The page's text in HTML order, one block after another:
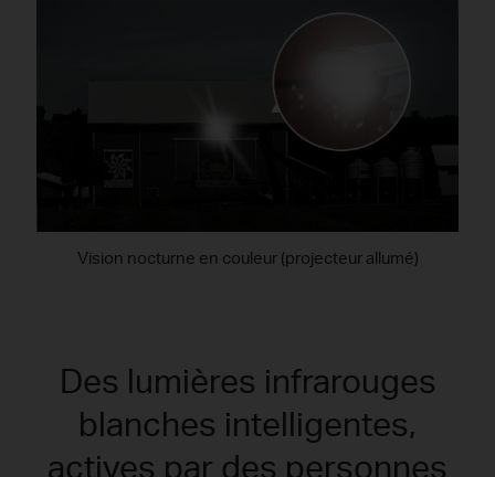
Vision nocturne en couleur (projecteur allumé)
Des lumières infrarouges
blanches intelligentes,
actives par des personnes